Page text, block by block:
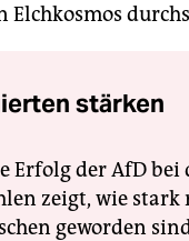
Elchkosmos
stärken
Erfolg der AfD bei
zeigt, wie stark
geworden